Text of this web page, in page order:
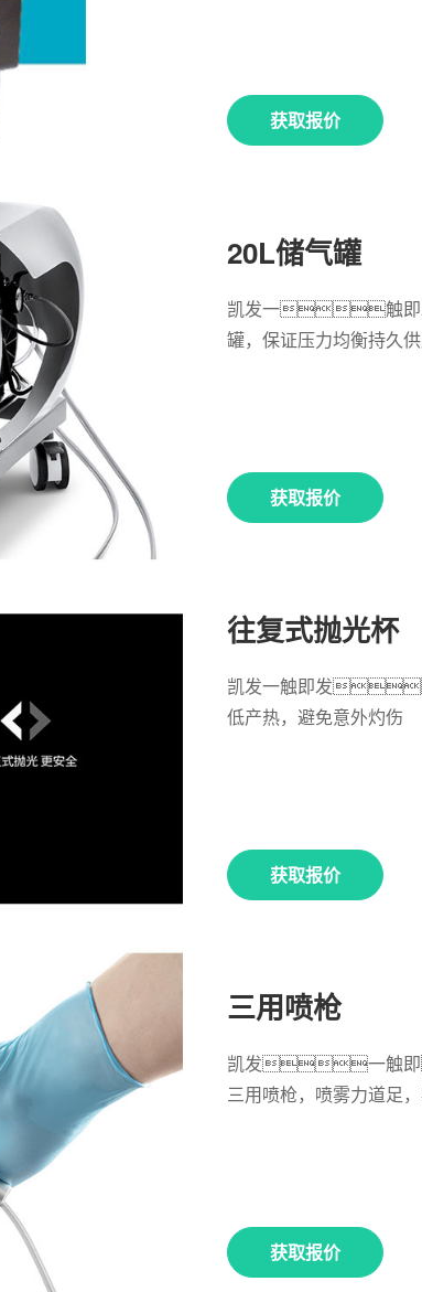
获取报价
20L储气罐
凯发一触即发
罐，保证压力均衡持久
获取报价
往复式抛光杯
凯发一触即发
低产热，避免意外灼伤
获取报价
三用喷枪
凯发一触
三用喷枪，喷雾力道足
获取报价